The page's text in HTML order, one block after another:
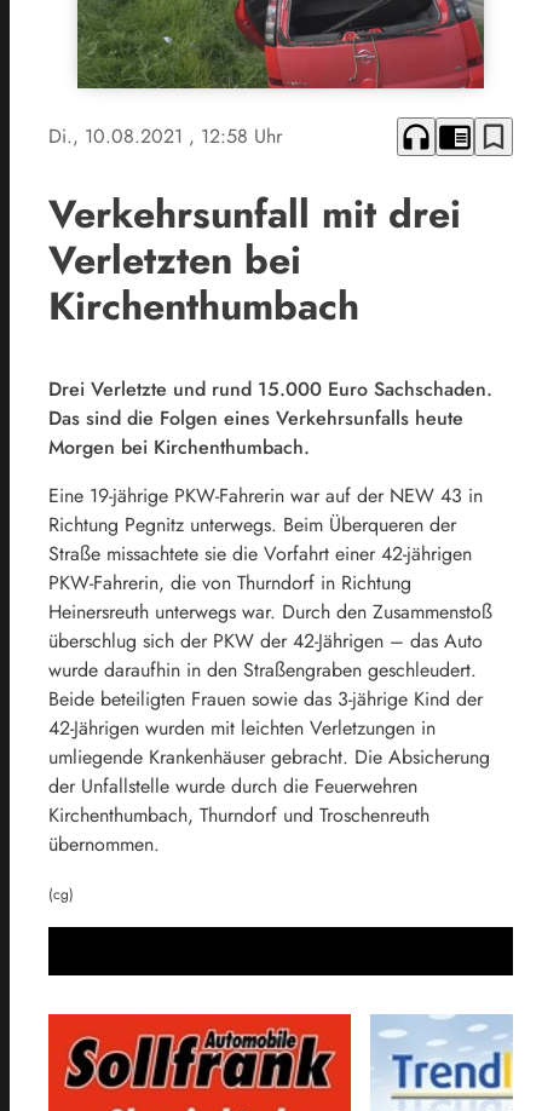
Di., 10.08.2021 , 12:58 Uhr headphones chrome_reader_mode bookmark_border
Verkehrsunfall mit drei
Verletzten bei
Kirchenthumbach
Drei Verletzte und rund 15.000 Euro Sachschaden.
Das sind die Folgen eines Verkehrsunfalls heute
Morgen bei Kirchenthumbach.
Eine 19-jährige PKW-Fahrerin war auf der NEW 43 in
Richtung Pegnitz unterwegs. Beim Überqueren der
Straße missachtete sie die Vorfahrt einer 42-jährigen
PKW-Fahrerin, die von Thurndorf in Richtung
Heinersreuth unterwegs war. Durch den Zusammenstoß
überschlug sich der PKW der 42-Jährigen – das Auto
wurde daraufhin in den Straßengraben geschleudert.
Beide beteiligten Frauen sowie das 3-jährige Kind der
42-Jährigen wurden mit leichten Verletzungen in
umliegende Krankenhäuser gebracht. Die Absicherung
der Unfallstelle wurde durch die Feuerwehren
Kirchenthumbach, Thurndorf und Troschenreuth
übernommen.
(cg)